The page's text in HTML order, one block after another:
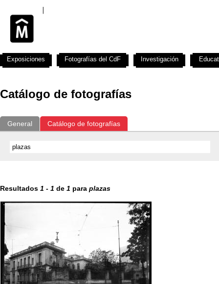
Catálogo de fotografías
General Catálogo de fotografías
Resultados 1 - 1 de 1 para plazas
Exposiciones Fotografías del CdF Investigación